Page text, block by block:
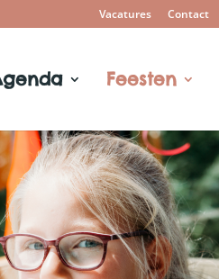
Vacatures Contact
Feesten